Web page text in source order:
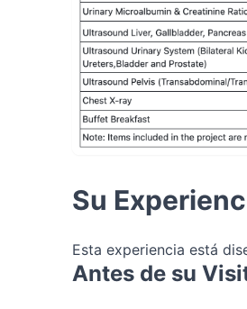
Su
Esta experiencia está
Antes de su